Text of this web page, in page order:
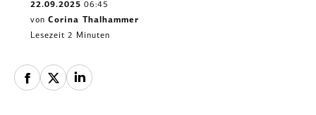
22.09.2025 06:45
von Corina Thalhammer
Lesezeit 2 Minuten